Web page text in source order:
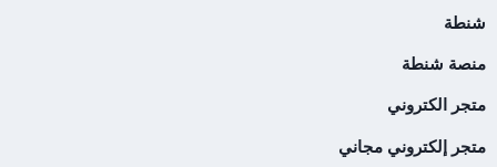
شنطة
منصة شنطة
متجر الكتروني
متجر إلكتروني مجاني